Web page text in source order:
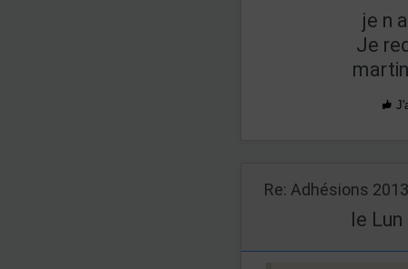
je n
Je
Re: Adhésions 2013
le